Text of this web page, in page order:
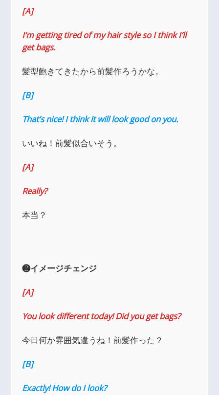
[A]
I’m getting tired of my hair style so I think I’ll
get bags.
髪型飽きてきたから前髪作ろうかな。
[B]
That’s nice! I think it will look good on you.
いいね！前髪似合いそう。
[A]
Really?
本当？
❷イメージチェンジ
[A]
You look different today! Did you get bags?
今日何か雰囲気違うね！前髪作った？
[B]
Exactly! How do I look?